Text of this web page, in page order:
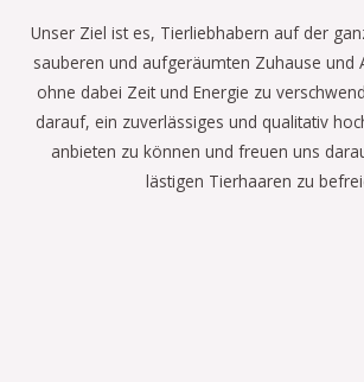
Unser Ziel ist es, Tierliebhabern auf der
sauberen und aufgeräumten Zuhause und
ohne dabei Zeit und Energie zu
darauf, ein zuverlässiges und qualitativ
anbieten zu können und freuen uns
lästigen Tierhaaren zu